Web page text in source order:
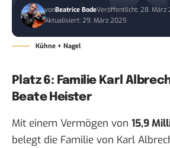
vonBeatrice BodeVeröffentlicht: 28. März
Aktualisiert: 29. März 2025
Kühne + Nagel
Platz 6: Familie Karl
Beate Heister
Mit einem Vermögen von 15,9
belegt die Familie von Karl